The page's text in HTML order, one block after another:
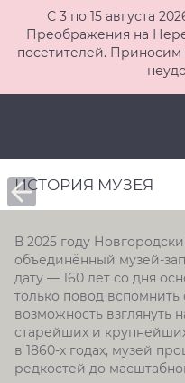
С 3 по 15 августа
Преображения на
посетителей.
ИСТОРИЯ МУЗЕЯ
В 2025 году
объединённый музей-
дату — 160 лет со дня
только повод
возможность взглянуть
старейших и
в 1860-х годах, музей
редкостей до